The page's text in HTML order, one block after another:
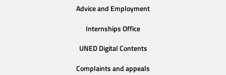
Advice and Employment
Internships Office
UNED Digital Contents
Complaints and appeals